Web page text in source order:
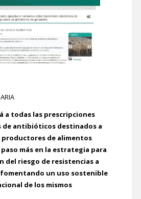
a todas las prescripciones
de antibióticos destinados a
productores de alimentos
más en la estrategia para
del riesgo de resistencias a
un uso sostenible
de los mismos